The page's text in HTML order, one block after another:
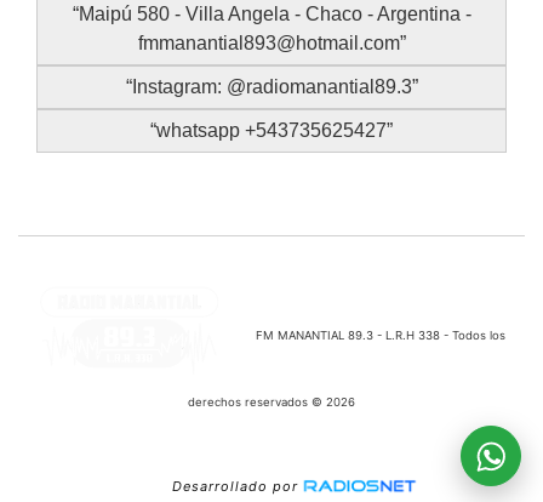
Maipú 580 - Villa Angela - Chaco - Argentina -
fmmanantial893@hotmail.com
Instagram: @radiomanantial89.3
whatsapp +543735625427
FM MANANTIAL 89.3 - L.R.H 338 - Todos los
derechos reservados © 2026
Desarrollado por